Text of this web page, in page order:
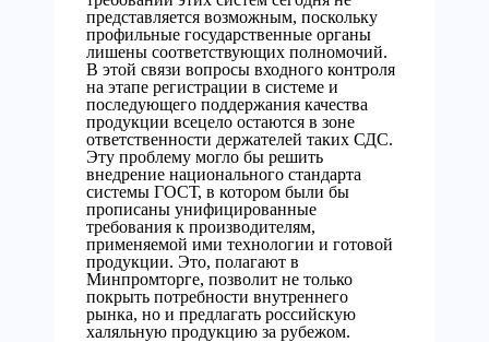
представляется возможным, поскольку
профильные государственные органы
лишены соответствующих полномочий.
В этой связи вопросы входного контроля
на этапе регистрации в системе и
последующего поддержания качества
продукции всецело остаются в зоне
ответственности держателей таких СДС.
Эту проблему могло бы решить
внедрение национального стандарта
системы ГОСТ, в котором были бы
прописаны унифицированные
требования к производителям,
применяемой ими технологии и готовой
продукции. Это, полагают в
Минпромторге, позволит не только
покрыть потребности внутреннего
рынка, но и предлагать российскую
халяльную продукцию за рубежом.